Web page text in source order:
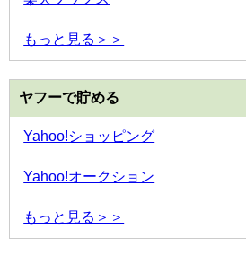
もっと見る＞＞
ヤフーで貯める
Yahoo!ショッピング
Yahoo!オークション
もっと見る＞＞